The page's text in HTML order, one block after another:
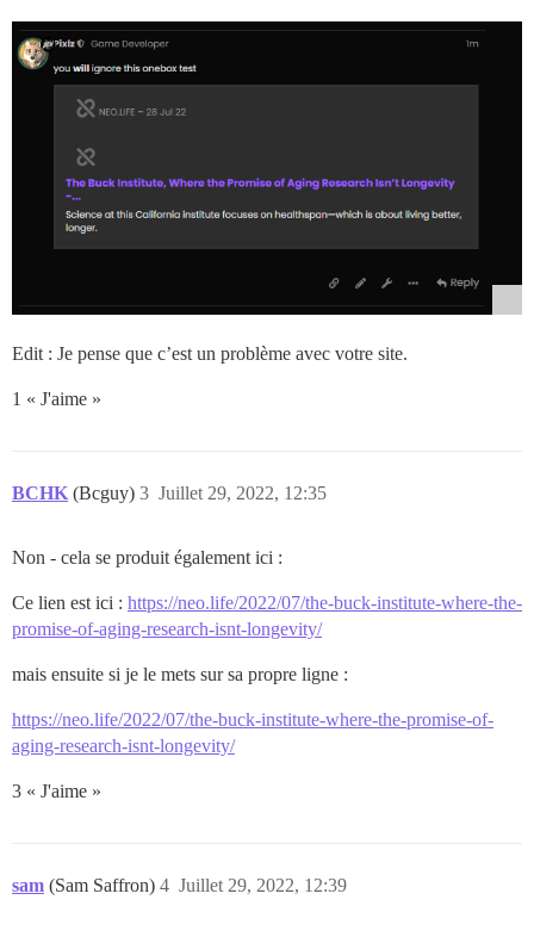
Edit : Je pense que c’est un problème avec votre site.
1 « J'aime »
BCHK (Bcguy) Juillet 29, 2022, 12:35
3
Non - cela se produit également ici :
Ce lien est ici : https://neo.life/2022/07/the-buck-institute-where-the-
promise-of-aging-research-isnt-longevity/
mais ensuite si je le mets sur sa propre ligne :
https://neo.life/2022/07/the-buck-institute-where-the-promise-of-
aging-research-isnt-longevity/
3 « J'aime »
sam (Sam Saffron) Juillet 29, 2022, 12:39
4